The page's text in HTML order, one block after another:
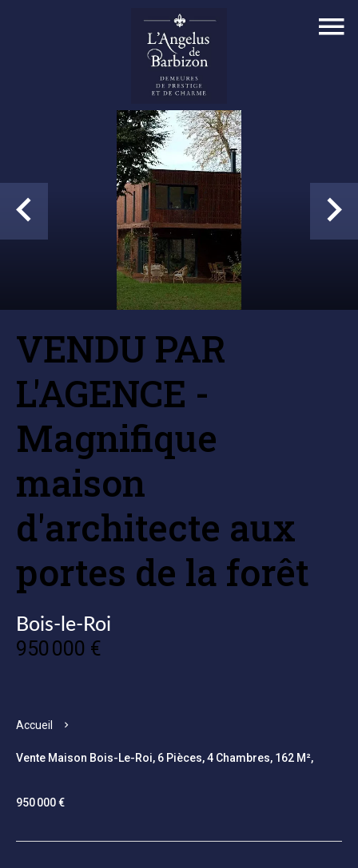
VENDU PAR
L'AGENCE -
Magnifique
maison
d'architecte aux
portes de la forêt
Bois-le-Roi
950 000 €
Accueil
Vente Maison Bois-Le-Roi, 6 Pièces, 4 Chambres, 162 M²,
950 000 €